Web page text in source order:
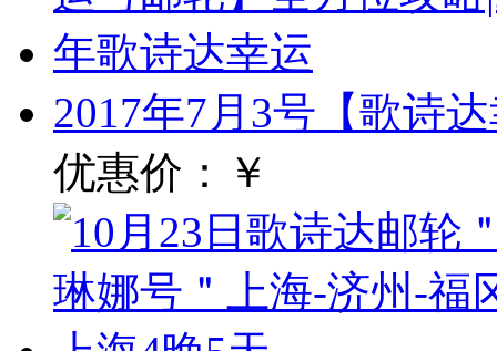
2017年7月3号【歌诗
优惠价：
￥